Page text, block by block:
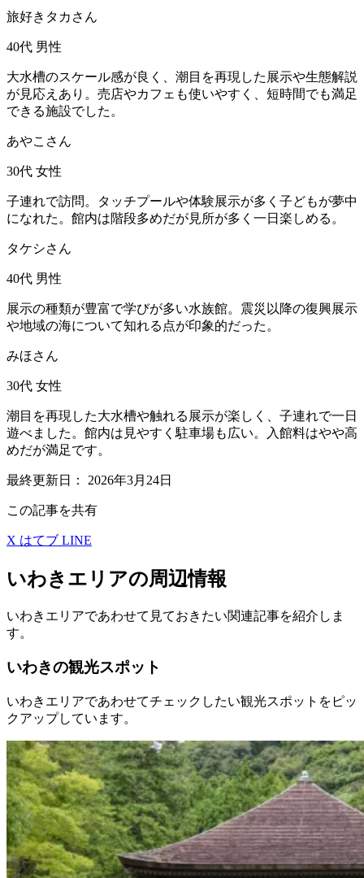
旅好きタカさん
40代 男性
大水槽のスケール感が良く、潮目を再現した展示や生態解説
が見応えあり。売店やカフェも使いやすく、短時間でも満足
できる施設でした。
あやこさん
30代 女性
子連れで訪問。タッチプールや体験展示が多く子どもが夢中
になれた。館内は階段多めだが見所が多く一日楽しめる。
タケシさん
40代 男性
展示の種類が豊富で学びが多い水族館。震災以降の復興展示
や地域の海について知れる点が印象的だった。
みほさん
30代 女性
潮目を再現した大水槽や触れる展示が楽しく、子連れで一日
遊べました。館内は見やすく駐車場も広い。入館料はやや高
めだが満足です。
最終更新日： 2026年3月24日
この記事を共有
X はてブ LINE
いわきエリアの周辺情報
いわきエリアであわせて見ておきたい関連記事を紹介しま
す。
いわきの観光スポット
いわきエリアであわせてチェックしたい観光スポットをピッ
クアップしています。